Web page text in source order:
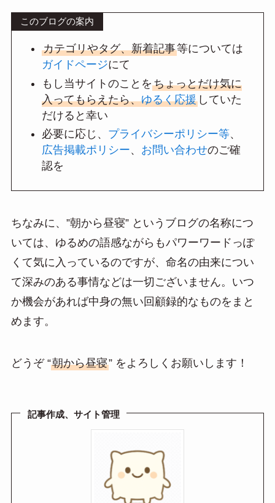
このブログの案内
カテゴリやタグ、新着記事等については
ガイドページにて
もし当サイトのことをちょっとだけ気に
入ってもらえたら、ゆるく応援 していた
だけると幸い
必要に応じ、 プライバシーポリシー等、
広告掲載ポリシー、 お問い合わせのご確
認を
ちなみに、”朝から昼寝” というブログの名称につ
いては、ゆるめの語感ながらもパワーワードっぽ
くて気に入っているのですが、命名の由来につい
て深みのある事情などは一切ございません。いつ
か機会があれば中身の無い回顧録的なものをまと
めます。
どうぞ “朝から昼寝” をよろしくお願いします！
記事作成、サイト管理